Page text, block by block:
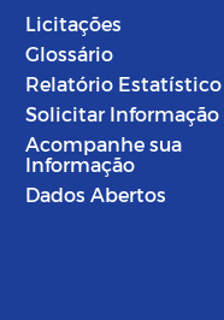
Licitações
Glossário
Relatório Estatístico
Solicitar Informação
Acompanhe sua
Informação
Dados Abertos